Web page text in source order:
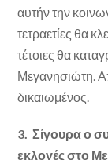
αυτήν την
τετραετίες θα
τέτοιες θα
Μεγανησιώτη.
δικαιωμένος.
3. Σίγουρα ο
εκλογές στο